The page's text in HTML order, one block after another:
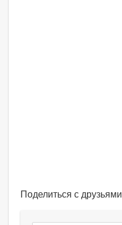
Поделиться с друзьями